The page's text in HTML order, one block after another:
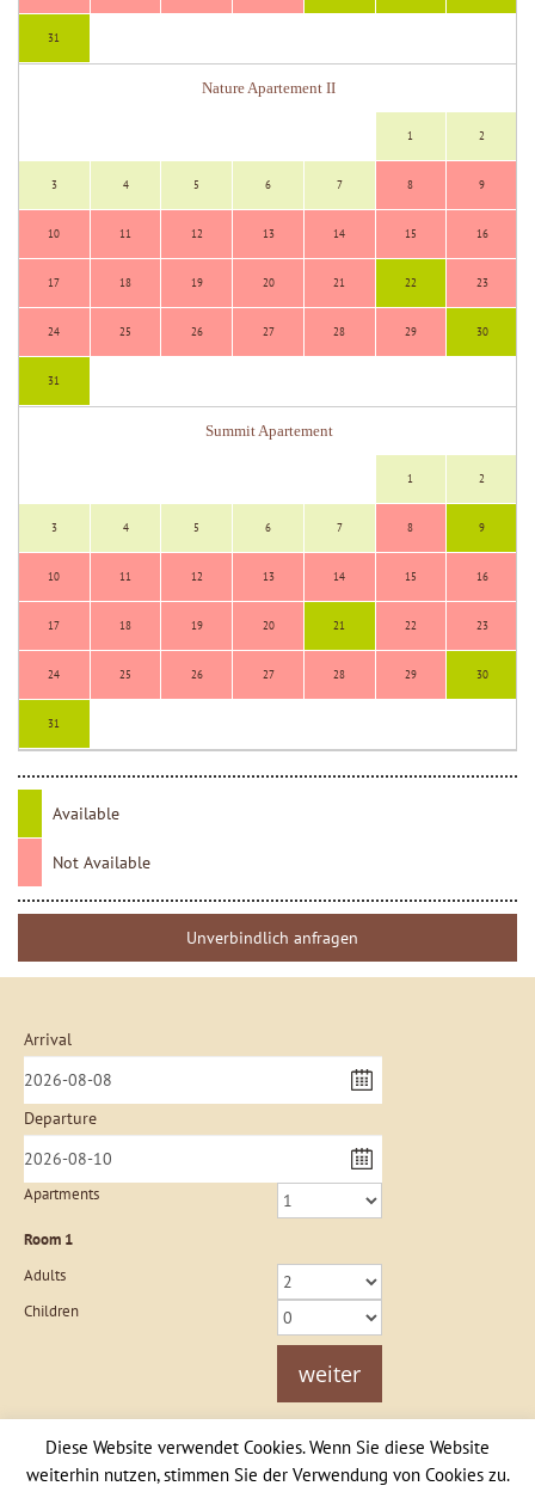
31
Nature Apartement II
1 2
3 4 5 6 7 8 9
10 11 12 13 14 15 16
17 18 19 20 21 22 23
24 25 26 27 28 29 30
31
Summit Apartement
1 2
3 4 5 6 7 8 9
10 11 12 13 14 15 16
17 18 19 20 21 22 23
24 25 26 27 28 29 30
31
Available
Not Available
Unverbindlich anfragen
Arrival
Departure
Apartments
Room 1
Adults
Children
weiter
Webcams
Diese Website verwendet Cookies. Wenn Sie diese Website
weiterhin nutzen, stimmen Sie der Verwendung von Cookies zu.